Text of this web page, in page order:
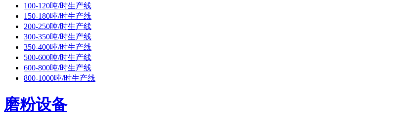
100-120吨/时生产线
150-180吨/时生产线
200-250吨/时生产线
300-350吨/时生产线
350-400吨/时生产线
500-600吨/时生产线
600-800吨/时生产线
800-1000吨/时生产线
磨粉设备